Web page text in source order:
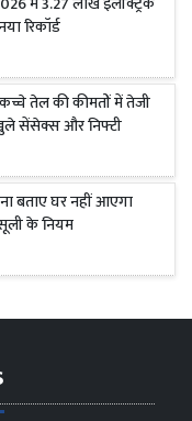
रिकॉर्ड
कच्चे तेल की कीमतों में तेजी
सेंसेक्स और निफ्टी
बताए घर नहीं आएगा
के नियम